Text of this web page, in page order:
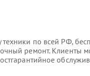
техники по всей РФ,
ремонт. Клиенты